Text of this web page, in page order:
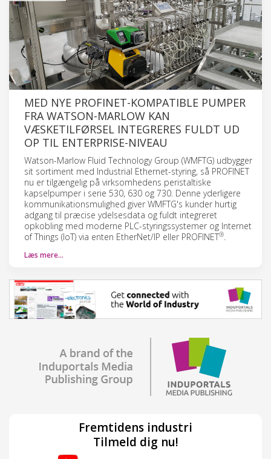
MED NYE PROFINET-KOMPATIBLE PUMPER
FRA WATSON-MARLOW KAN
VÆSKETILFØRSEL INTEGRERES FULDT UD
OP TIL ENTERPRISE-NIVEAU
Watson-Marlow Fluid Technology Group (WMFTG) udbygger
sit sortiment med Industrial Ethernet-styring, så PROFINET
nu er tilgængelig på virksomhedens peristaltiske
kapselpumper i serie 530, 630 og 730. Denne yderligere
kommunikationsmulighed giver WMFTG's kunder hurtig
adgang til præcise ydelsesdata og fuldt integreret
opkobling med moderne PLC-styringssystemer og Internet
of Things (IoT) via enten EtherNet/IP eller PROFINET®.
Læs mere…
Fremtidens industri
Tilmeld dig nu!